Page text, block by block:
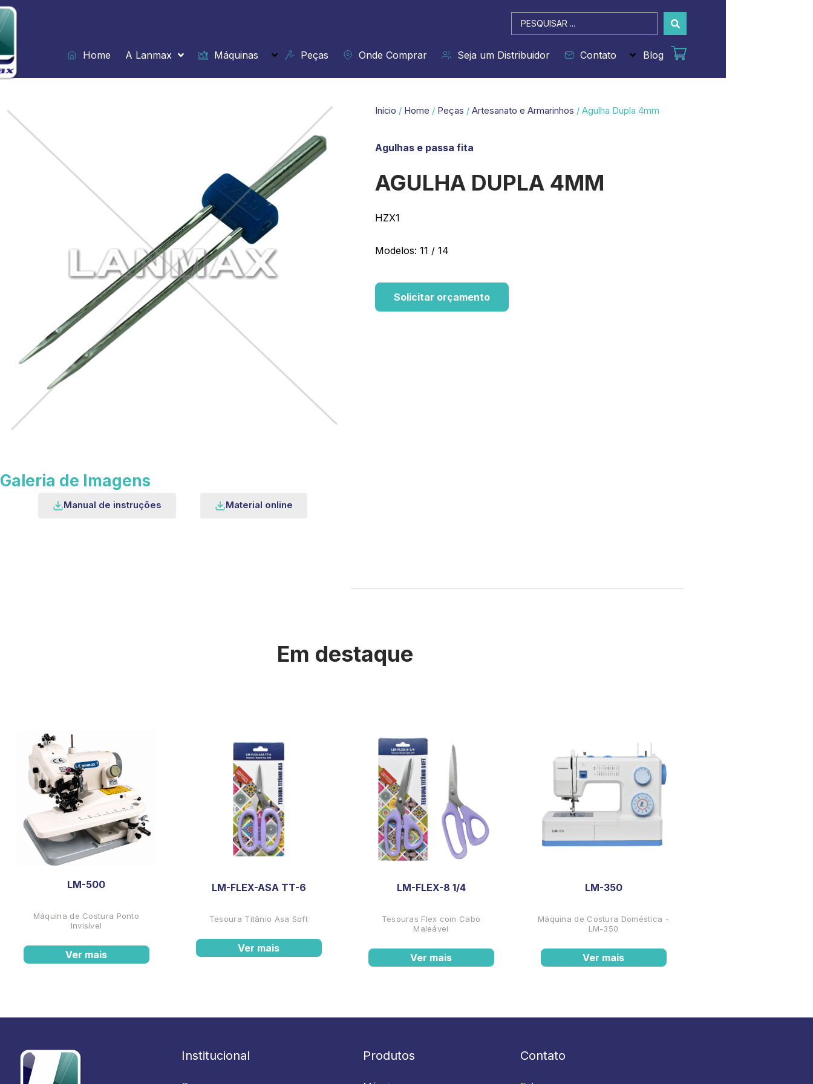
Ir
para
o
conteúdo
Pesquisar
...
Home
A Lanmax Máquinas Peças Onde Comprar Seja um Distribuidor Contato Blog
Galeria de Imagens
Manual de instruções Material online
Início / Home / Peças / Artesanato e Armarinhos / Agulha Dupla 4mm
Agulhas e passa fita
AGULHA DUPLA 4MM
HZX1
Modelos: 11 / 14
Solicitar orçamento
Em destaque
LM-500
Máquina de Costura Ponto
Invisível
Ver mais
LM-FLEX-ASA TT-6
Tesoura Titânio Asa Soft
Ver mais
LM-FLEX-8 1/4
Tesouras Flex com Cabo
Maleável
Ver mais
LM-350
Máquina de Costura Doméstica -
LM-350
Ver mais
Institucional Produtos Contato